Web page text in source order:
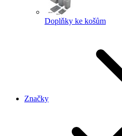
Doplňky ke košům
Značky